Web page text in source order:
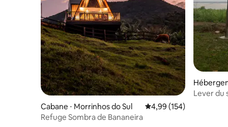
Cabane ⋅ Morrinhos do Sul Évaluation moyenne
4,99 (154)
Refuge Sombra de Bananeira
ras
Lever du